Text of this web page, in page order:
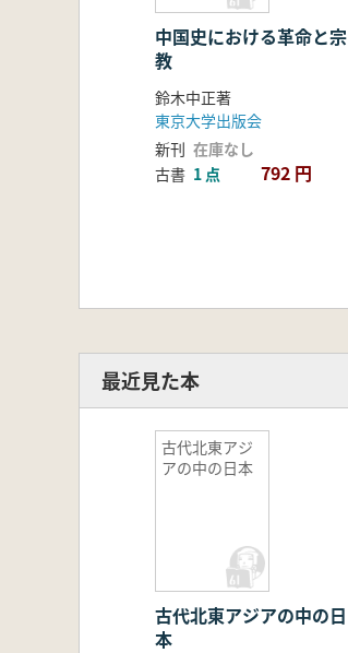
中国史における革命と宗
教
鈴木中正著
東京大学出版会
新刊 在庫なし
古書 1 点 792 円
最近見た本
古代北東アジ
アの中の日本
古代北東アジアの中の日
本